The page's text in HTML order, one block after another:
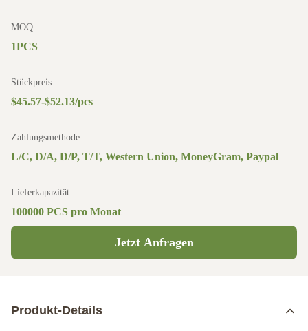
MOQ
1PCS
Stückpreis
$45.57-$52.13/pcs
Zahlungsmethode
L/C, D/A, D/P, T/T, Western Union, MoneyGram, Paypal
Lieferkapazität
100000 PCS pro Monat
Jetzt Anfragen
Produkt-Details